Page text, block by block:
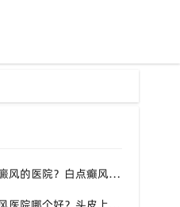
[健康科普]泉州能看好白癜风的医院？白点癫风需要注意什么饮食？